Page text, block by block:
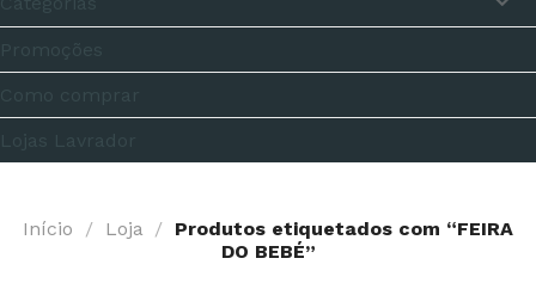
Início / Loja / Produtos etiquetados com “FEIRA
DO BEBÉ”